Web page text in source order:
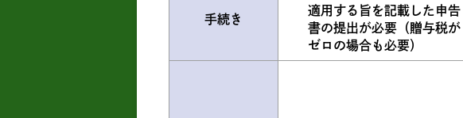
手続き
適用する旨を記載した申告
書の提出が必要（贈与税が
ゼロの場合も必要）